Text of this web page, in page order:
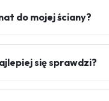
do mojej ściany?
się sprawdzi?